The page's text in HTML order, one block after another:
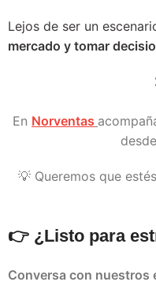
Lejos de ser un
mercado y tomar
En Norventas
💡 Queremos que
👉 ¿Listo para
Conversa con nuestros